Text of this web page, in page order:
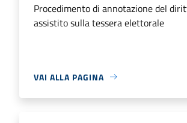
Procedimento di annotazione del
assistito sulla tessera elettorale
VAI ALLA PAGINA